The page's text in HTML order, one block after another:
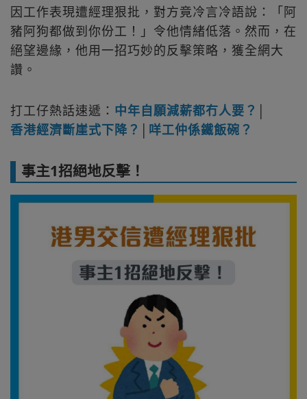
因工作表現遭經理狠批，對方竟冷言冷語說：「阿
豬阿狗都做到你份工！」令他情緒低落。然而，在
絕望邊緣，他用一招巧妙的反擊策略，獲全網大
讚。
打工仔熱話速遞： 中年自願減薪都冇人要？
香港經濟斷崖式下降？
咩工仲係鐵飯碗？
事主1招絕地反擊！